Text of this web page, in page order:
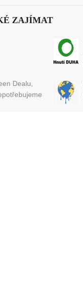
ZAJÍMAT
Dealu,